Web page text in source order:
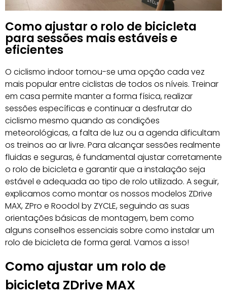
Como ajustar o rolo de bicicleta
para sessões mais estáveis e
eficientes
O ciclismo indoor tornou-se uma opção cada vez
mais popular entre ciclistas de todos os níveis. Treinar
em casa permite manter a forma física, realizar
sessões específicas e continuar a desfrutar do
ciclismo mesmo quando as condições
meteorológicas, a falta de luz ou a agenda dificultam
os treinos ao ar livre. Para alcançar sessões realmente
fluidas e seguras, é fundamental ajustar corretamente
o rolo de bicicleta e garantir que a instalação seja
estável e adequada ao tipo de rolo utilizado. A seguir,
explicamos como montar os nossos modelos ZDrive
MAX, ZPro e Roodol by ZYCLE, seguindo as suas
orientações básicas de montagem, bem como
alguns conselhos essenciais sobre como instalar um
rolo de bicicleta de forma geral. Vamos a isso!
Como ajustar um rolo de
bicicleta ZDrive MAX